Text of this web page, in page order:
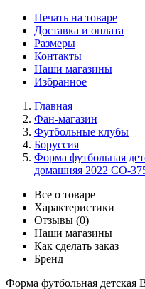
Печать на товаре
Доставка и оплата
Размеры
Контакты
Наши магазины
Избранное
Главная
Фан-магазин
Футбольные клубы
Боруссия
Форма футбольная
домашняя 2022 CO-
Все о товаре
Характеристики
Отзывы (0)
Наши магазины
Как сделать заказ
Бренд
Форма футбольная